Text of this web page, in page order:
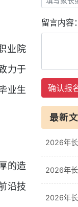
业院
力于
业生
的造
沿技
留言内容：
确认报
最新
2026年
2026年
2026年